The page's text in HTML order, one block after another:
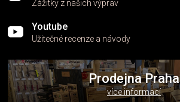
Zážitky z našich výprav
Youtube
Užitečné recenze a návody
Prodejna Praha
více informací